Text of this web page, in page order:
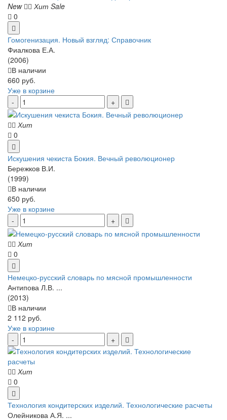
New Хит Sale
0
Гомогенизация. Новый взгляд: Справочник
Фиалкова Е.А.
(2006)
В наличии
660 руб.
Уже в корзине
Хит
0
Искушения чекиста Бокия. Вечный революционер
Бережков В.И.
(1999)
В наличии
650 руб.
Уже в корзине
Хит
0
Немецко-русский словарь по мясной промышленности
Антипова Л.В. ...
(2013)
В наличии
2 112 руб.
Уже в корзине
Хит
0
Технология кондитерских изделий. Технологические расчеты
Олейникова А.Я. ...